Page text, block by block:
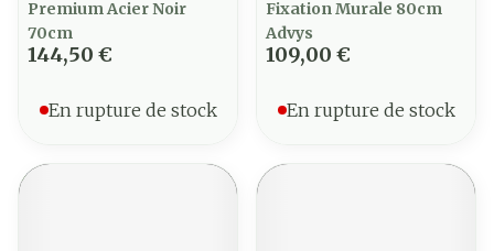
Premium Acier Noir
70cm
144,50 €
En rupture de stock
Fixation Murale 80cm
Advys
109,00 €
En rupture de stock